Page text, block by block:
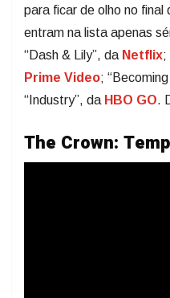
para ficar de olho no
entram na lista apenas
“Dash & Lily”, da Netflix;
Prime Video;
“Industry”, da HBO GO.
The Crown: